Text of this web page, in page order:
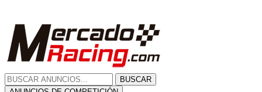
BUSCAR
ANUNCIOS DE COMPETICIÓN